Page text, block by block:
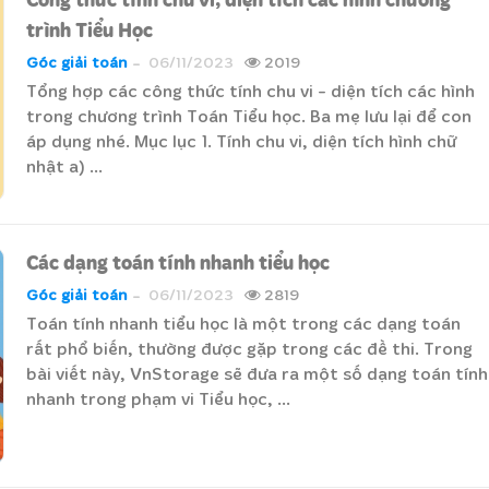
trình Tiểu Học
Góc giải toán 06/11/2023 2019
Tổng hợp các công thức tính chu vi - diện tích các hình
trong chương trình Toán Tiểu học. Ba mẹ lưu lại để con
áp dụng nhé. Mục lục 1. Tính chu vi, diện tích hình chữ
nhật a) ...
Các dạng toán tính nhanh tiểu học
Góc giải toán 06/11/2023 2819
Toán tính nhanh tiểu học là một trong các dạng toán
rất phổ biến, thường được gặp trong các đề thi. Trong
bài viết này, VnStorage sẽ đưa ra một số dạng toán tính
nhanh trong phạm vi Tiểu học, ...